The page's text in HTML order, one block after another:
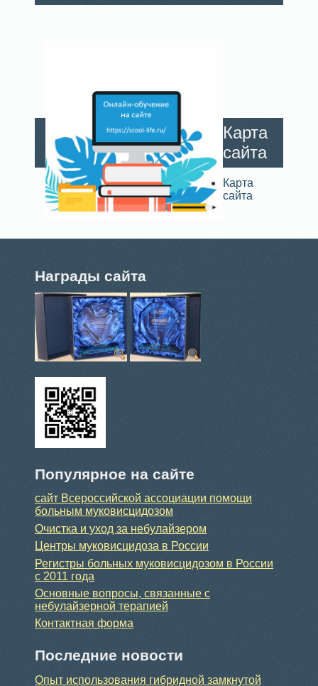
Карта
сайта
Карта
сайта
Награды сайта
Популярное на сайте
сайт Всероссийской ассоциации помощи
больным муковисцидозом
Очистка и уход за небулайзером
Центры муковисцидоза в России
Регистры больных муковисцидозом в России
с 2011 года
Основные вопросы, связанные с
небулайзерной терапией
Контактная форма
Последние новости
Опыт использования гибридной замкнутой